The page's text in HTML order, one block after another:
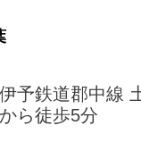
伊予鉄道郡中線
から徒歩5分